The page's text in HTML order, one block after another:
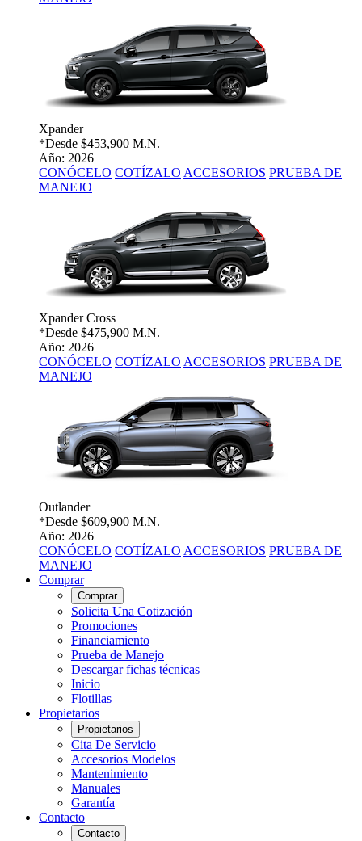
Xpander
*Desde $453,900 M.N.
Año: 2026
CONÓCELO COTÍZALO ACCESORIOS PRUEBA DE
MANEJO
Xpander Cross
*Desde $475,900 M.N.
Año: 2026
CONÓCELO COTÍZALO ACCESORIOS PRUEBA DE
MANEJO
Outlander
*Desde $609,900 M.N.
Año: 2026
CONÓCELO COTÍZALO ACCESORIOS PRUEBA DE
MANEJO
Comprar
Comprar
Solicita Una Cotización
Promociones
Financiamiento
Prueba de Manejo
Descargar fichas técnicas
Inicio
Flotillas
Propietarios
Propietarios
Cita De Servicio
Accesorios Modelos
Mantenimiento
Manuales
Garantía
Contacto
Contacto